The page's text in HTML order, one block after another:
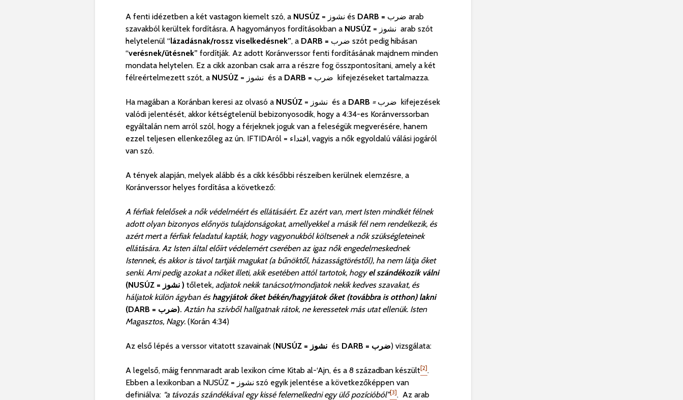
A fenti idézetben a két vastagon kiemelt szó, a NUSÚZ és DARB = ضرب arab
szavakból kerültek fordításra. A hagyományos fordításokban a NUSÚZ
arab szót
helytelenül “lázadásnak/rossz viselkedésnek”, a DARB = ضرب szót pedig hibásan
“verésnek/ütésnek” fordítják. Az adott Koránverssor fenti fordításának majdnem minden
mondata helytelen. Ez a cikk azonban csak arra a részre fog összpontosítani, amely a két
félreértelmezett szót, a NUSÚZ és a DARB = ضرب kifejezéseket tartalmazza.
Ha magában a Koránban keresi az olvasó a NUSÚZ és a DARB = ضرب kifejezések
valódi jelentését, akkor kétségtelenül bebizonyosodik, hogy a 4:34-es Koránverssorban
egyáltalán nem arról szól, hogy a férjeknek joguk van a feleségük megverésére, hanem
ezzel teljesen ellenkezőleg az ún. IFTIDAról = افتداء, vagyis a nők egyoldalú válási jogáról
van szó.
A tények alapján, melyek alább és a cikk későbbi részeiben kerülnek elemzésre, a
Koránverssor helyes fordítása a következő:
A férfiak felelősek a nők védelméért és ellátásáért. Ez azért van, mert Isten mindkét félnek
adott olyan bizonyos előnyös tulajdonságokat, amellyekkel a másik fél nem rendelkezik, és
azért mert a férfiak feladatul kapták, hogy vagyonukból költsenek a nők szükségleteinek
ellátására. Az Isten által előírt védelemért cserében az igaz nők engedelmeskednek
Istennek, és akkor is távol tartják magukat (a bűnöktől, házasságtöréstől), ha nem látja őket
senki. Ami pedig azokat a nőket illeti, akik esetében attóltartotok, hogyel szándékozik válni
(NUSÚZ = نشوز ) tőletek, adjatok nekik tanácsot/mondjatok nekik kedves szavakat, és
háljatok külön ágyban és hagyjátok őket békén/hagyjátok őket (továbbra is otthon) lakni
(DARB = ضرب). Aztán ha szívből hallgatnak rátok, ne keressetek más utat ellenük. Isten
Magasztos, Nagy. (Korán 4:34)
Az első lépés a verssor vitatott szavainak ( és DARB = ضرب) vizsgálata:
A legelső, máig fennmaradt arab lexikon címe Kitab al-‘Ajn, és a 8 században készült[2].
Ebben a lexikonban a
NUSÚZ = نشوز szó egyik jelentése a következőképpen van
definiálva: “a távozás szándékával egy kissé felemelkedni egy ülő pozícióból”[3]. Az arab